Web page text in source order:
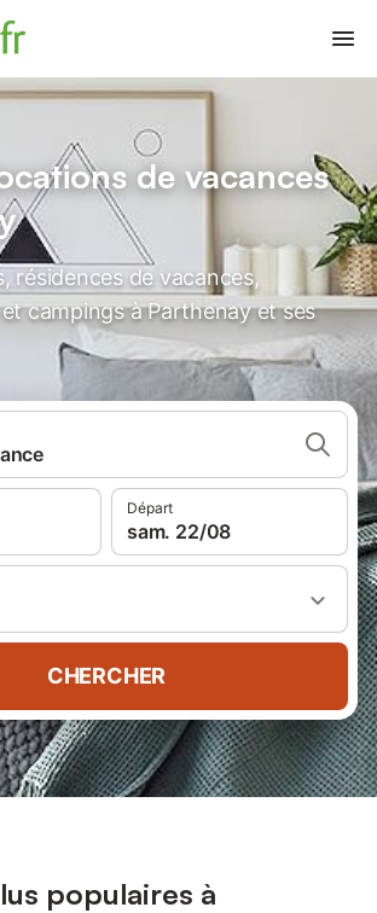
de vacances
résidences de vacances,
campings à Parthenay et ses
Départ
sam. 22/08
CHERCHER
populaires à